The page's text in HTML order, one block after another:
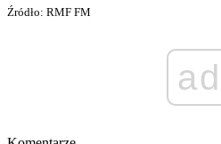
Źródło: RMF FM
ad